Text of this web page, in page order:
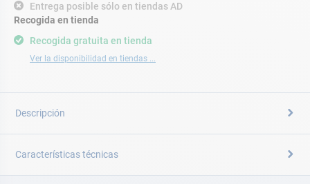
Entrega posible sólo en tiendas AD
Recogida gratuita en tienda
Ver la disponibilidad en tiendas ...
Recogida en tienda
Descripción
Características técnicas